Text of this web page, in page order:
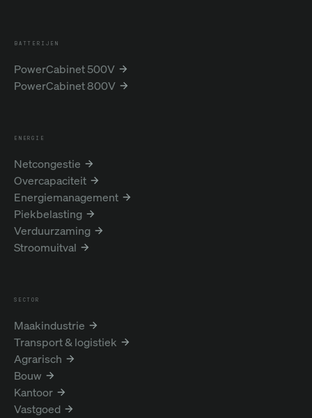
BATTERIJEN
PowerCabinet 500V
PowerCabinet 800V
ENERGIE
Netcongestie
Overcapaciteit
Energiemanagement
Piekbelasting
Verduurzaming
Stroomuitval
SECTOR
Maakindustrie
Transport & logistiek
Agrarisch
Bouw
Kantoor
Vastgoed